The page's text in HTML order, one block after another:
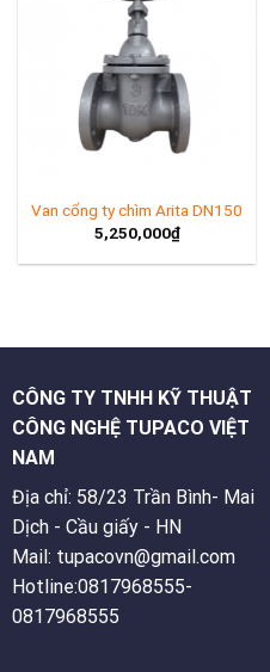
Van cổng ty chìm Arita DN150
5,250,000₫
CÔNG TY TNHH KỸ THUẬT
CÔNG NGHỆ TUPACO VIỆT
NAM
Địa chỉ: 58/23 Trần Bình- Mai
Dịch - Cầu giấy - HN
Mail: tupacovn@gmail.com
Hotline:0817968555-
0817968555